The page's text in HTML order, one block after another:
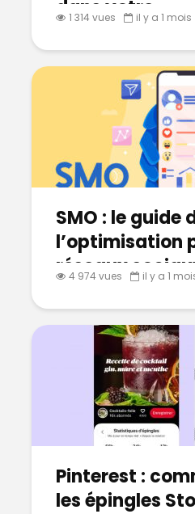
dans votre
communication
1 314 vues il y a 1 mois
SMO : le guide
l’optimisation
réseaux
4 974 vues il y a 1
Pinterest :
les épingles